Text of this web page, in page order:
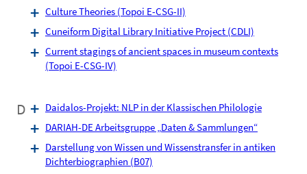
Culture Theories (Topoi E-CSG-II)
Cuneiform Digital Library Initiative Project (CDLI)
Current stagings of ancient spaces in museum contexts
(Topoi E-CSG-IV)
D
Daidalos-Projekt: NLP in der Klassischen Philologie
DARIAH-DE Arbeitsgruppe „Daten & Sammlungen“
Darstellung von Wissen und Wissenstransfer in antiken
Dichterbiographien (B07)